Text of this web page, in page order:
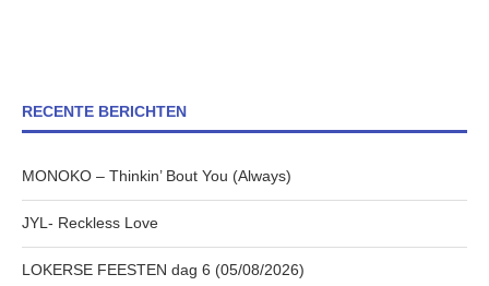
RECENTE BERICHTEN
MONOKO – Thinkin’ Bout You (Always)
JYL- Reckless Love
LOKERSE FEESTEN dag 6 (05/08/2026)